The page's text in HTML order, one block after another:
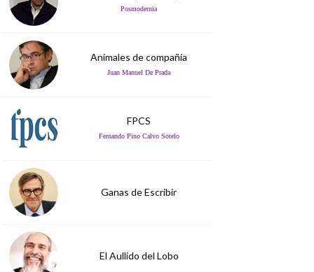
Posmodernia
Animales de compañía
Juan Manuel De Prada
FPCS
Fernando Pino Calvo Sotelo
Ganas de Escribir
El Aullido del Lobo